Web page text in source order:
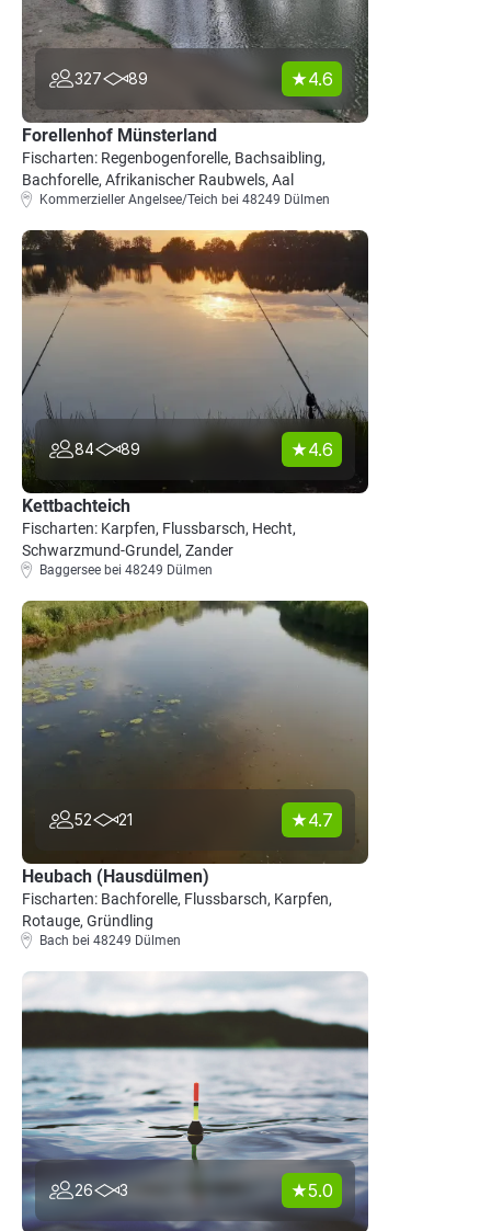
327 89 4.6
Forellenhof Münsterland
Fischarten: Regenbogenforelle, Bachsaibling,
Bachforelle, Afrikanischer Raubwels, Aal
Kommerzieller Angelsee/Teich bei 48249 Dülmen
84 89 4.6
Kettbachteich
Fischarten: Karpfen, Flussbarsch, Hecht,
Schwarzmund-Grundel, Zander
Baggersee bei 48249 Dülmen
52 21 4.7
Heubach (Hausdülmen)
Fischarten: Bachforelle, Flussbarsch, Karpfen,
Rotauge, Gründling
Bach bei 48249 Dülmen
26 3 5.0